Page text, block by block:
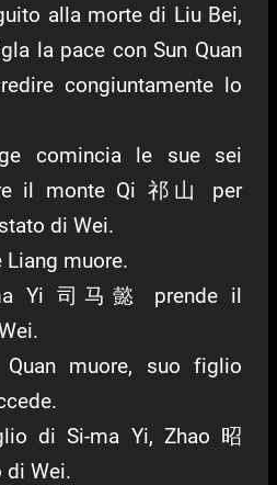
alla morte di Liu Bei,
la pace con Sun Quan
congiuntamente lo
comincia le sue sei
il monte Qi 祁山 per
di Wei.
Liang muore.
Yi 司马懿 prende il
muore, suo figlio
di Si-ma Yi, Zhao 昭
di Wei.